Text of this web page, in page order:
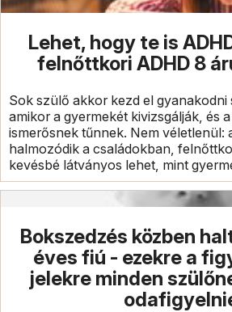
Lehet, hogy te is
felnőttkori ADHD 8
Sok szülő akkor kezd el gyanakodni
amikor a gyermekét kivizsgálják, és
ismerősnek tűnnek. Nem véletlenül:
halmozódik a családokban,
kevésbé látványos lehet, mint
Bokszedzés közben
éves fiú - ezekre a
jelekre minden